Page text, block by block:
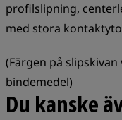
profilslipning,
med stora
(Färgen på
bindemedel)
Du kanske